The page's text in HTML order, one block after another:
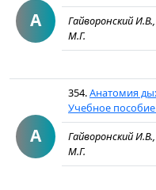
А
Гайворонский
М.Г.
А
354.Анатомия
Учебное
Гайворонский
М.Г.